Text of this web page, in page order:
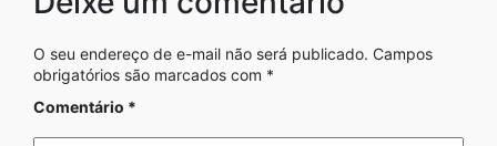
O seu endereço de e-mail não será publicado. Campos
obrigatórios são marcados com *
Comentário *